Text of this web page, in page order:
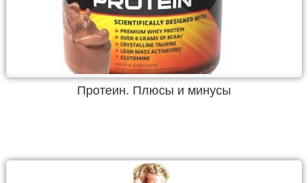
Протеин. Плюсы и минусы